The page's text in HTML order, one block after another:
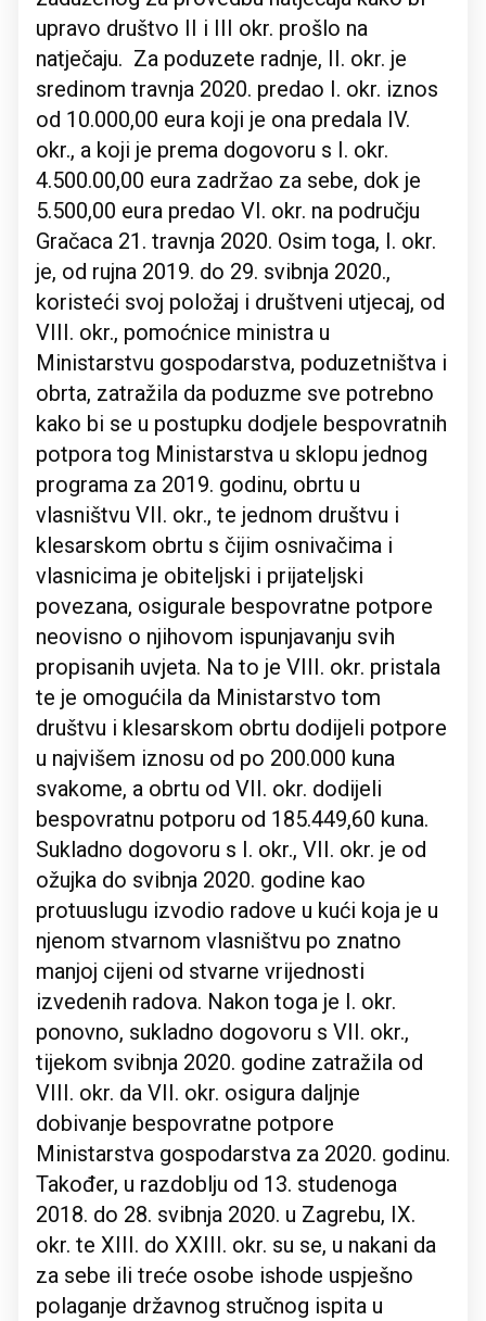
upravo društvo II i III okr. prošlo na
natječaju. Za poduzete radnje, II. okr. je
sredinom travnja 2020. predao I. okr. iznos
od 10.000,00 eura koji je ona predala IV.
okr., a koji je prema dogovoru s I. okr.
4.500.00,00 eura zadržao za sebe, dok je
5.500,00 eura predao VI. okr. na području
Gračaca 21. travnja 2020. Osim toga, I. okr.
je, od rujna 2019. do 29. svibnja 2020.,
koristeći svoj položaj i društveni utjecaj, od
VIII. okr., pomoćnice ministra u
Ministarstvu gospodarstva, poduzetništva i
obrta, zatražila da poduzme sve potrebno
kako bi se u postupku dodjele bespovratnih
potpora tog Ministarstva u sklopu jednog
programa za 2019. godinu, obrtu u
vlasništvu VII. okr., te jednom društvu i
klesarskom obrtu s čijim osnivačima i
vlasnicima je obiteljski i prijateljski
povezana, osigurale bespovratne potpore
neovisno o njihovom ispunjavanju svih
propisanih uvjeta. Na to je VIII. okr. pristala
te je omogućila da Ministarstvo tom
društvu i klesarskom obrtu dodijeli potpore
u najvišem iznosu od po 200.000 kuna
svakome, a obrtu od VII. okr. dodijeli
bespovratnu potporu od 185.449,60 kuna.
Sukladno dogovoru s I. okr., VII. okr. je od
ožujka do svibnja 2020. godine kao
protuuslugu izvodio radove u kući koja je u
njenom stvarnom vlasništvu po znatno
manjoj cijeni od stvarne vrijednosti
izvedenih radova. Nakon toga je I. okr.
ponovno, sukladno dogovoru s VII. okr.,
tijekom svibnja 2020. godine zatražila od
VIII. okr. da VII. okr. osigura daljnje
dobivanje bespovratne potpore
Ministarstva gospodarstva za 2020. godinu.
Također, u razdoblju od 13. studenoga
2018. do 28. svibnja 2020. u Zagrebu, IX.
okr. te XIII. do XXIII. okr. su se, u nakani da
za sebe ili treće osobe ishode uspješno
polaganje državnog stručnog ispita u